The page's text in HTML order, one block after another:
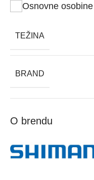
Osnovne
TEŽINA
BRAND
O brendu